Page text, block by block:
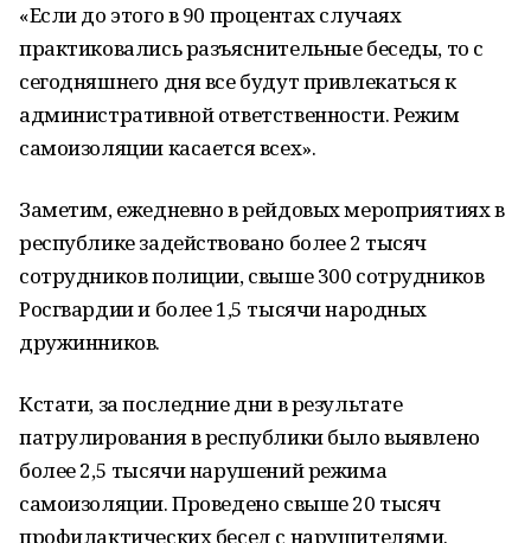
«Если до этого в 90 процентах случаях
практиковались разъяснительные беседы, то с
сегодняшнего дня все будут привлекаться к
административной ответственности. Режим
самоизоляции касается всех».
Заметим, ежедневно в рейдовых мероприятиях в
республике задействовано более 2 тысяч
сотрудников полиции, свыше 300 сотрудников
Росгвардии и более 1,5 тысячи народных
дружинников.
Кстати, за последние дни в результате
патрулирования в республики было выявлено
более 2,5 тысячи нарушений режима
самоизоляции. Проведено свыше 20 тысяч
профилактических бесед с нарушителями.